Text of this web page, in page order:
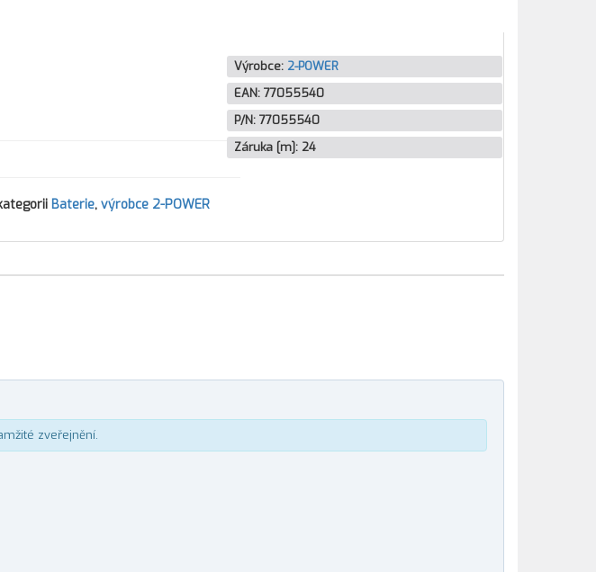
Baterie, výrobce 2-POWER
Výrobce: 2-POWER
EAN: 77055540
P/N: 77055540
Záruka [m]: 24
zveřejnění.